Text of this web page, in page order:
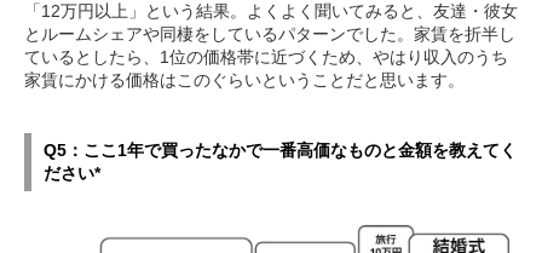
「12万円以上」という結果。よくよく聞いてみると、友達・彼女
とルームシェアや同棲をしているパターンでした。家賃を折半し
ているとしたら、1位の価格帯に近づくため、やはり収入のうち
家賃にかける価格はこのぐらいということだと思います。
Q5：ここ1年で買ったなかで一番高価なものと金額を教えてく
ださい*